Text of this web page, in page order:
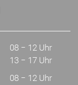
08 − 12 Uhr
13 − 17 Uhr
08 − 12 Uhr